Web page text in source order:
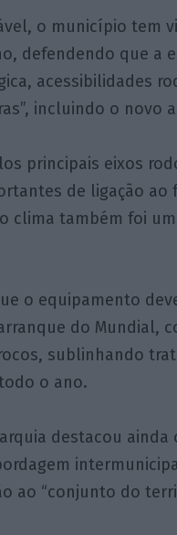
o município tem
defendendo que a
acessibilidades
incluindo o novo
principais eixos
de ligação
clima também foi
o equipamento
do Mundial,
sublinhando
o ano.
destacou
ao “conjunto do